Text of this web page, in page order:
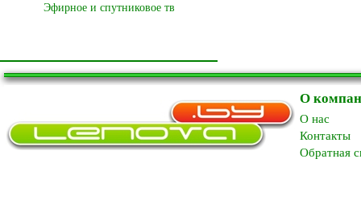
Эфирное и спутниковое тв
О
O нас
Контакты
Обратная